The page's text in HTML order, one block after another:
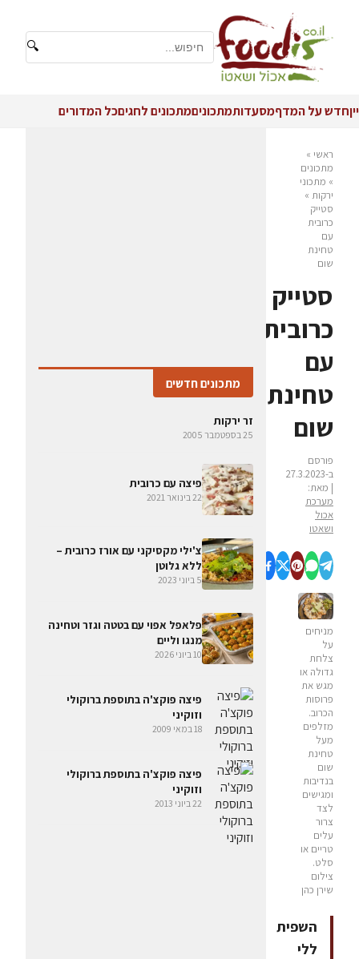
🔍
ייןחדש על המדףמסעדותמתכוניםמתכונים לחגיםכל המדורים
ראשי »
מתכונים
» מתכוני
ירקות »
סטייק
כרובית
עם
טחינת
שום
סטייק
כרובית
עם
טחינת
שום
פורסם
ב-27.3.2023
| מאת:
מערכת
אכול
ושאטו
מניחים
על
צלחת
גדולה או
מגש את
פרוסות
הכרוב.
מזלפים
מעל
טחינת
שום
בנדיבות
ומגישים
לצד
צרור
עלים
טריים או
סלט.
צילום
שירן כהן
השפית
ללי
מתכונים חדשים
זר ירקות
25 בספטמבר 2005
פיצה עם כרובית
22 בינואר 2021
צ'ילי מקסיקני עם אורז כרובית –
ללא גלוטן
5 ביוני 2023
פלאפל אפוי עם בטטה וגזר וטחינה
מנגו וליים
10 ביוני 2026
פיצה פוקצ'ה בתוספת ברוקולי
וזוקיני
18 במאי 2009
פיצה פוקצ'ה בתוספת ברוקולי
וזוקיני
22 ביוני 2013